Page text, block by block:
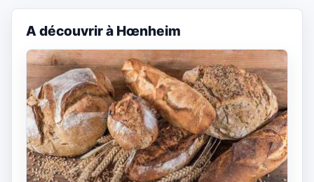
A découvrir à Hœnheim